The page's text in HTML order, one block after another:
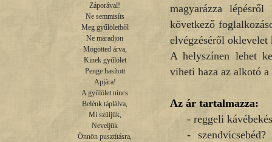
Záporával!
Ne semmisíts
Meg gyűlöletből
Ne maradjon
Mögötted árva,
Kinek gyűlölet
Penge hasított
Apjára!
A gyűlölet nincs
Belénk táplálva,
Mi szüljük,
Neveljük
Önnön pusztításra,
magyarázza
következő
elvégzéséről oklevelet
A helyszínen lehet
viheti haza az alkotó a
Az ár tartalmazza:
- reggeli
-